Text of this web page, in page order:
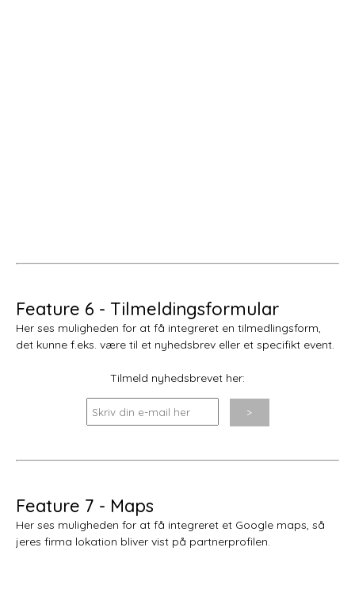
Feature 6 - Tilmeldingsformular
Her ses muligheden for at få integreret en tilmedlingsform,
det kunne f.eks. være til et nyhedsbrev eller et specifikt event.
Tilmeld nyhedsbrevet her:
Feature 7 - Maps
Her ses muligheden for at få integreret et Google maps, så
jeres firma lokation bliver vist på partnerprofilen.